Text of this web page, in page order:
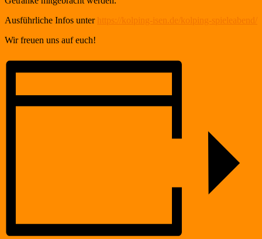
Ausführliche Infos unter
https://kolping-isen.de/kolping-spieleabend/
Wir freuen uns auf euch!